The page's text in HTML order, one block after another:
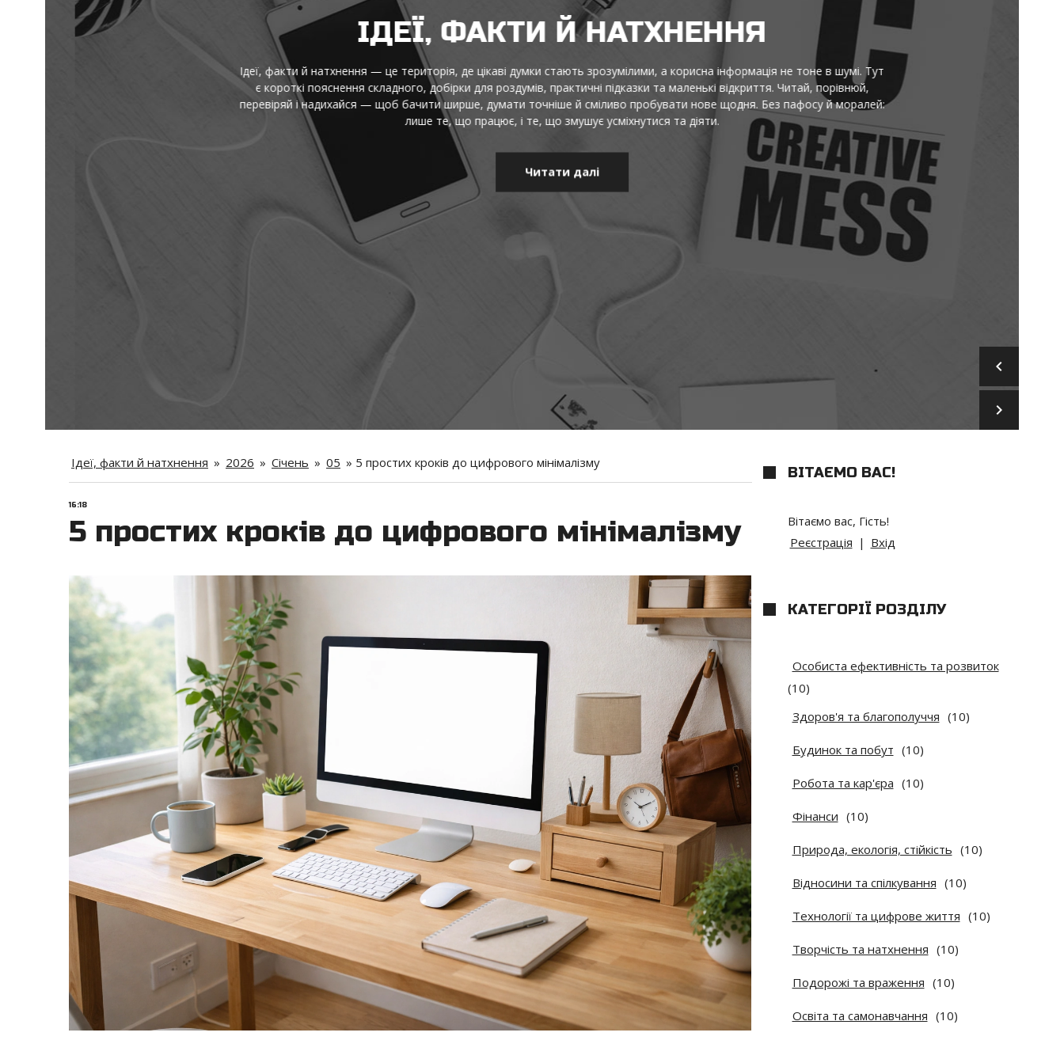
keyboard_arrow_left
keyboard_arrow_right
ІДЕЇ, ФАКТИ Й НАТХНЕННЯ
Ідеї, факти й натхнення — це територія, де цікаві думки стають зрозумілими, а корисна інформація не тоне в шумі. Тут
є короткі пояснення складного, добірки для роздумів, практичні підказки та маленькі відкриття. Читай, порівнюй,
перевіряй і надихайся — щоб бачити ширше, думати точніше й сміливо пробувати нове щодня. Без пафосу й моралей:
лише те, що працює, і те, що змушує усміхнутися та діяти.
Читати далі
Ідеї, факти й натхнення » 2026 » Січень » 05 » 5 простих кроків до цифрового мінімалізму
16:18
5 простих кроків до цифрового мінімалізму
ВІТАЄМО ВАС!
Вітаємо вас, Гість!
Реєстрація | Вхід
КАТЕГОРІЇ РОЗДІЛУ
Особиста ефективність та розвиток
(10)
Здоров'я та благополуччя (10)
Будинок та побут (10)
Робота та кар'єра (10)
Фінанси (10)
Природа, екологія, стійкість (10)
Відносини та спілкування (10)
Технології та цифрове життя (10)
Творчість та натхнення (10)
Подорожі та враження (10)
Освіта та самонавчання (10)